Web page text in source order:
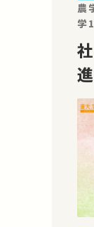
農
学